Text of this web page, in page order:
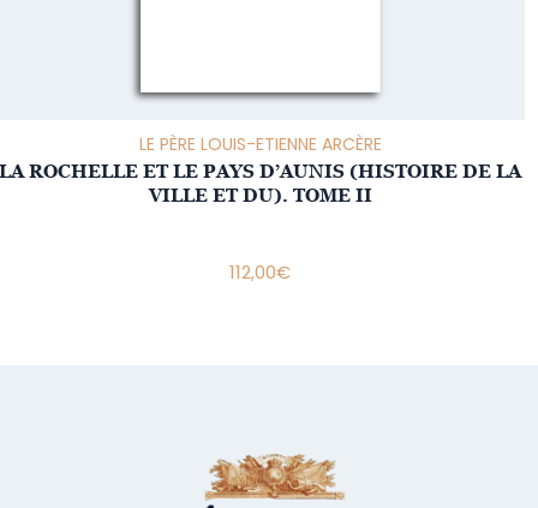
LE PÈRE LOUIS-ETIENNE ARCÈRE
LA ROCHELLE ET LE PAYS D’AUNIS (HISTOIRE DE LA
VILLE ET DU). TOME II
112,00€